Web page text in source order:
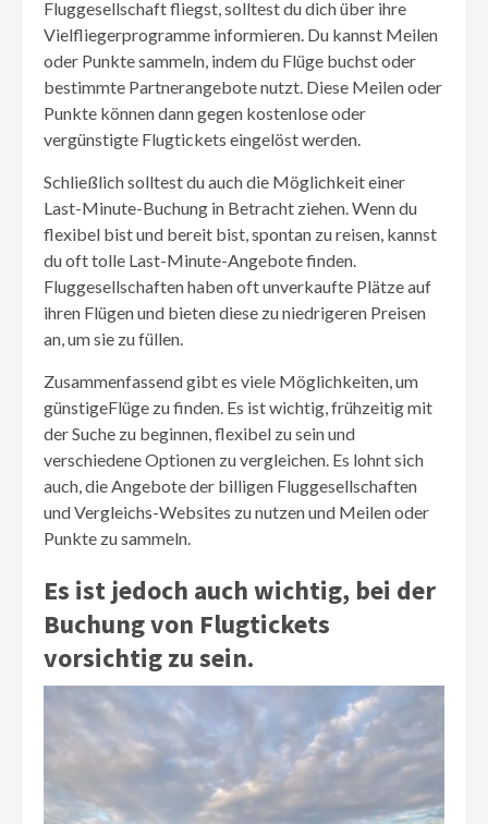
Fluggesellschaft fliegst, solltest du dich über ihre
Vielfliegerprogramme informieren. Du kannst Meilen
oder Punkte sammeln, indem du Flüge buchst oder
bestimmte Partnerangebote nutzt. Diese Meilen oder
Punkte können dann gegen kostenlose oder
vergünstigte Flugtickets eingelöst werden.
Schließlich solltest du auch die Möglichkeit einer
Last-Minute-Buchung in Betracht ziehen. Wenn du
flexibel bist und bereit bist, spontan zu reisen, kannst
du oft tolle Last-Minute-Angebote finden.
Fluggesellschaften haben oft unverkaufte Plätze auf
ihren Flügen und bieten diese zu niedrigeren Preisen
an, um sie zu füllen.
Zusammenfassend gibt es viele Möglichkeiten, um
günstigeFlüge zu finden. Es ist wichtig, frühzeitig mit
der Suche zu beginnen, flexibel zu sein und
verschiedene Optionen zu vergleichen. Es lohnt sich
auch, die Angebote der billigen Fluggesellschaften
und Vergleichs-Websites zu nutzen und Meilen oder
Punkte zu sammeln.
Es ist jedoch auch wichtig, bei der
Buchung von Flugtickets
vorsichtig zu sein.